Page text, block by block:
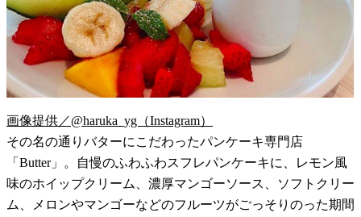
画像提供／@haruka_yg（Instagram）
その名の通りバターにこだわったパンケーキ専門店
「Butter」。自慢のふわふわスフレパンケーキに、レモン風
味のホイップクリーム、濃厚マンゴーソース、ソフトクリー
ム、メロンやマンゴーなどのフルーツがごっそりのった期間